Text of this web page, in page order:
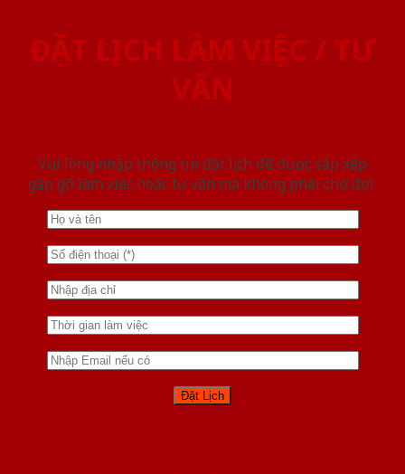
ĐẶT LỊCH LÀM VIỆC / TƯ
VẤN
Vui lòng nhập thông tin đặt lịch để được sắp xếp
gặp gỡ làm việc hoăc tư vấn mà không phải chờ đợi.